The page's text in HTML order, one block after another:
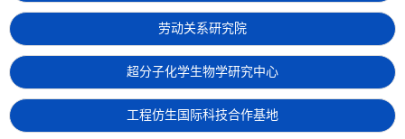
劳动关系研究院
超分子化学生物学研究中心
工程仿生国际科技合作基地